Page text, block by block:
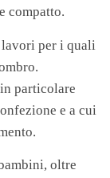
compatto.
per i quali
particolare
e a cui
oltre